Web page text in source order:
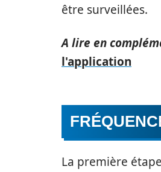
être surveillées.
A lire en
l'application
La première